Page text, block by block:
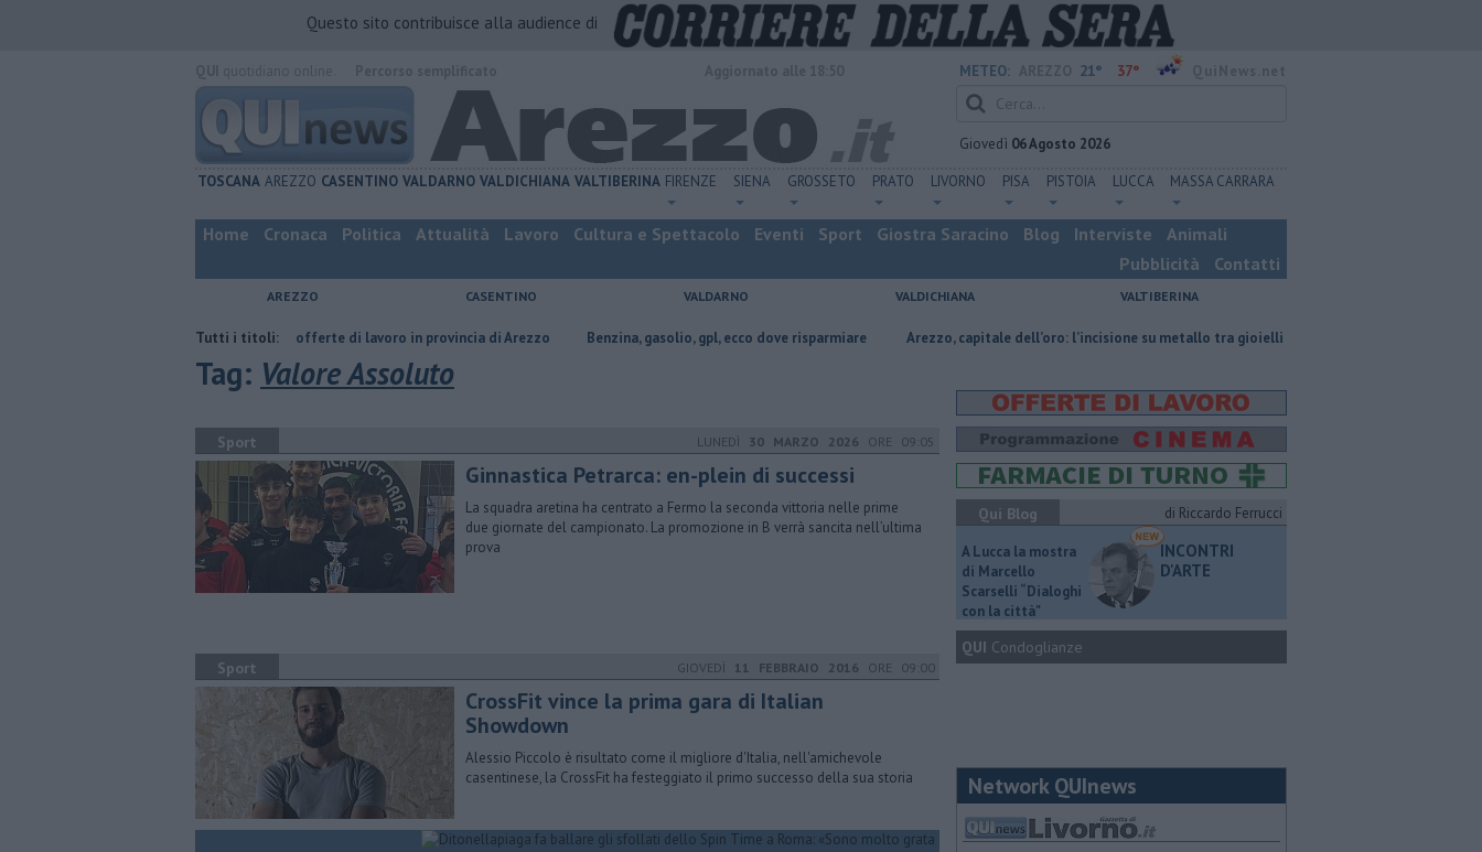
Questo sito contribuisce alla audience di
METEO: 21° 37°
Giovedì 06 Agosto 2026
TOSCANA AREZZO CASENTINO VALDARNO VALDICHIANA VALTIBERINA FIRENZE SIENA GROSSETO PRATO LIVORNO PISA PISTOIA LUCCA MASSA CARRARA
Home Cronaca Politica Attualità Lavoro Cultura e Spettacolo Eventi Sport Giostra Saracino Blog Interviste
Animali
Pubblicità
Contatti
AREZZO CASENTINO VALDARNO VALDICHIANA VALTIBERINA
Tutti i titoli:
​Tutte le offerte di lavoro in provincia di Arezzo ​Benzina, gasolio, gpl, ecco dove risparmiare Arezzo, capitale dell’oro: l’incisione su metallo tra gioielli e oggetti personalizzati
Tag: Valore Assoluto
Sport LUNEDÌ 30 MARZO 2026 ORE 09:05
Ginnastica Petrarca: en-plein di successi
La squadra aretina ha centrato a Fermo la seconda vittoria nelle prime
due giornate del campionato. La promozione in B verrà sancita nell’ultima
prova
Sport GIOVEDÌ 11 FEBBRAIO 2016 ORE 09:00
CrossFit vince la prima gara di Italian
Showdown
Alessio Piccolo è risultato come il migliore d'Italia, nell'amichevole
casentinese, la CrossFit ha festeggiato il primo successo della sua storia
Qui Blog di Riccardo Ferrucci
A Lucca la mostra
di Marcello
Scarselli “Dialoghi
con la città"
INCONTRI
D'ARTE
QUI Condoglianze
Network QUInews